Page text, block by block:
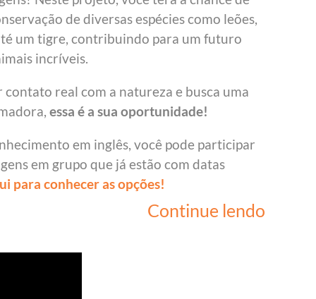
de diversas espécies como leões,
um tigre, contribuindo para um futuro
incríveis.
contato real com a natureza e busca uma
essa é a sua oportunidade!
em inglês, você pode participar
em grupo que já estão com datas
para conhecer as opções!
Continue lendo